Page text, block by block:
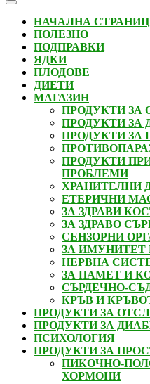
content
Open
ButtonНАЧАЛНА
ПОЛЕЗНО
ПОДПРАВКИ
ЯДКИ
ПЛОДОВЕ
ДИЕТИ
МАГАЗИН
ПРОДУКТИ ЗА
ПРОДУКТИ ЗА
ПРОДУКТИ ЗА
ПРОДУКТИ
ПРОБЛЕМИ
ХРАНИТЕЛНИ
ЕТЕРИЧНИ
ЗА ЗДРАВИ
ЗА ЗДРАВО
СЕНЗОРНИ
ЗА ИМУНИТЕТ
НЕРВНА
ЗА ПАМЕТ И
СЪРДЕЧНО-
КРЪВ И
ПРОДУКТИ ЗА
ПРОДУКТИ ЗА
ПСИХОЛОГИЯ
ПРОДУКТИ ЗА
ПИКОЧНО-
ХОРМОНИ